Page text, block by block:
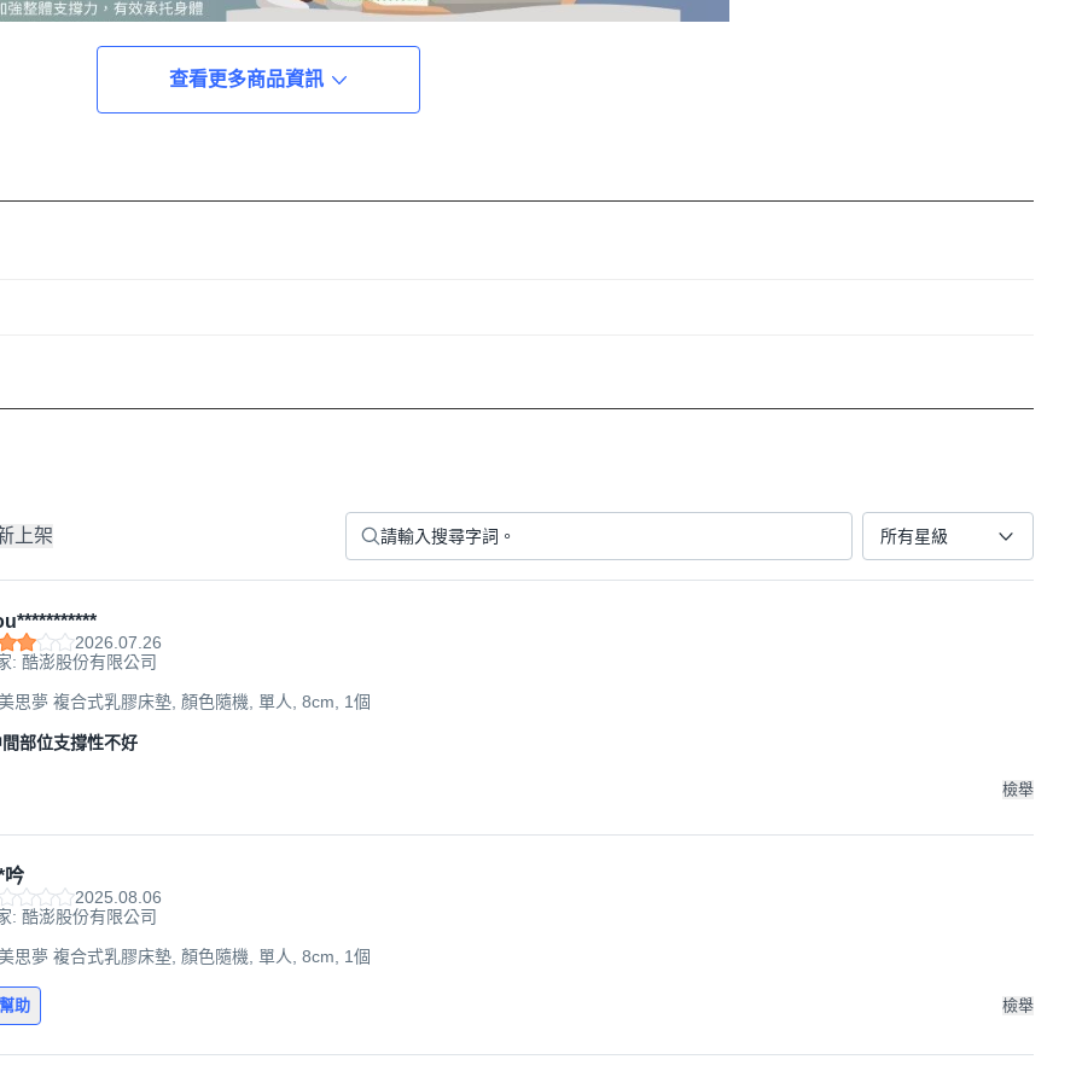
查看更多商品資訊
上架 所有星級
2026.07.26
: 酷澎股份有限公司
思夢 複合式乳膠床墊, 顏色隨機, 單人, 8cm, 1個
部位支撐性不好
檢舉
吟
2025.08.06
: 酷澎股份有限公司
思夢 複合式乳膠床墊, 顏色隨機, 單人, 8cm, 1個
助 檢舉